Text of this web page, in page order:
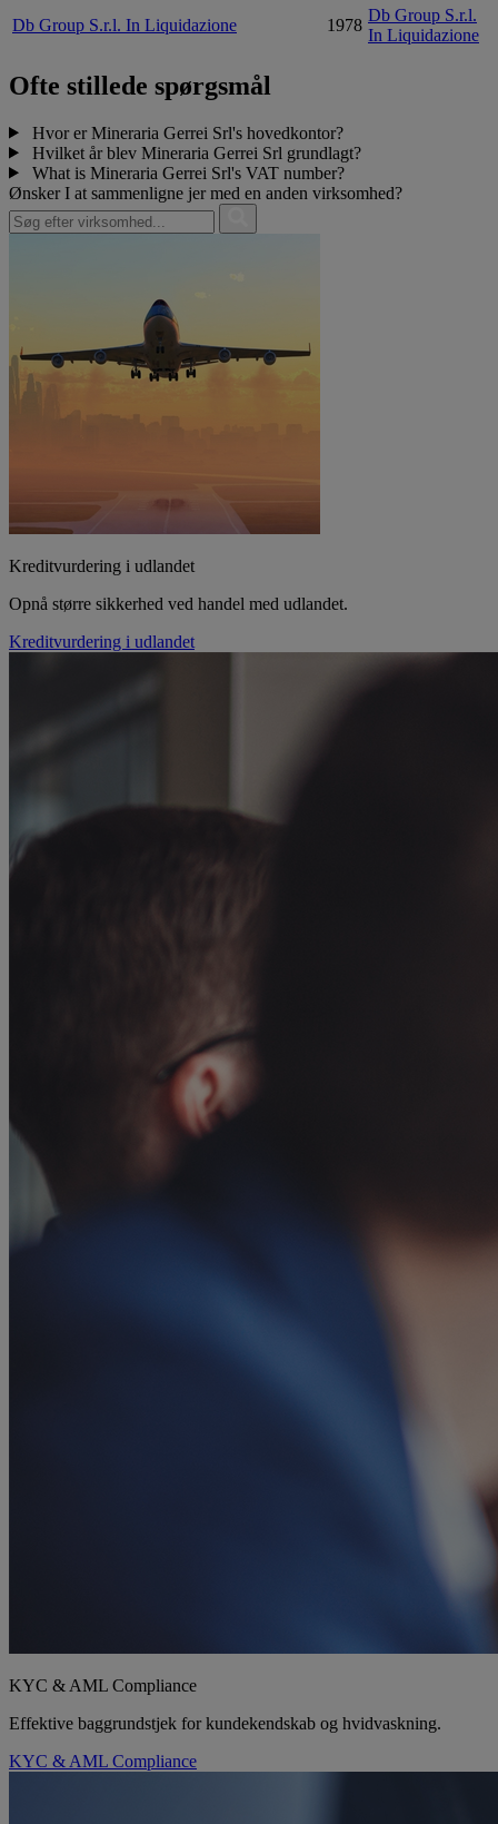
Db Group S.r.l. In Liquidazione 1978
Db Group S.r.l.
In Liquidazione
Ofte stillede spørgsmål
Hvor er Mineraria Gerrei Srl's hovedkontor?
Hvilket år blev Mineraria Gerrei Srl grundlagt?
What is Mineraria Gerrei Srl's VAT number?
Ønsker I at sammenligne jer med en anden virksomhed?
Kreditvurdering i udlandet
Opnå større sikkerhed ved handel med udlandet.
Kreditvurdering i udlandet
KYC & AML Compliance
Effektive baggrundstjek for kundekendskab og hvidvaskning.
KYC & AML Compliance